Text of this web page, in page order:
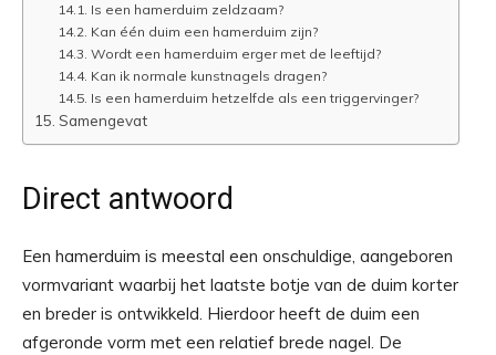
Is een hamerduim zeldzaam?
Kan één duim een hamerduim zijn?
Wordt een hamerduim erger met de leeftijd?
Kan ik normale kunstnagels dragen?
Is een hamerduim hetzelfde als een triggervinger?
Samengevat
Direct antwoord
Een hamerduim is meestal een onschuldige, aangeboren
vormvariant waarbij het laatste botje van de duim korter
en breder is ontwikkeld. Hierdoor heeft de duim een
afgeronde vorm met een relatief brede nagel. De